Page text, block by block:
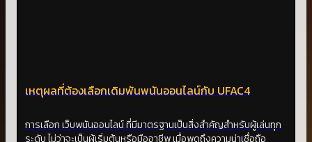
เหตุผลที่ต้องเลือกเดิมพันพนันออนไลน์กับ UFAC4
การเลือก เว็บพนันออนไลน์ ที่มีมาตรฐานเป็นสิ่งสำคัญสำหรับผู้เล่นทุก
ระดับ ไม่ว่าจะเป็นผู้เริ่มต้นหรือมืออาชีพ เมื่อพูดถึงความน่าเชื่อถือ